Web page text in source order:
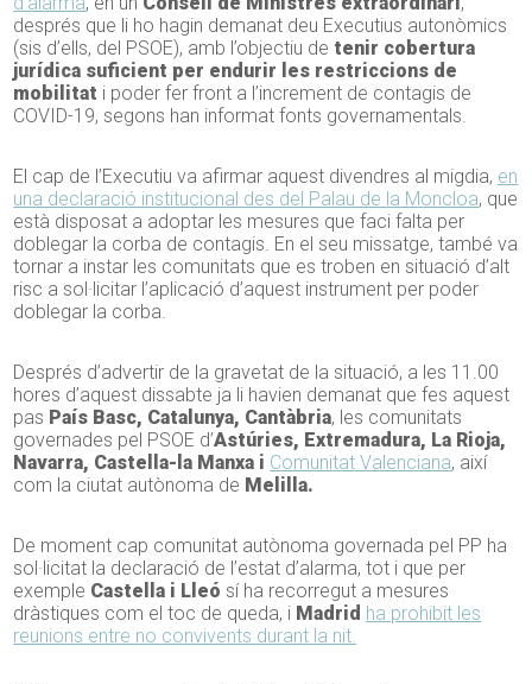
després que li ho hagin demanat deu Executius autonòmics
(sis d’ells, del PSOE), amb l’objectiu de tenir cobertura
jurídica suficient per endurir les restriccions de
mobilitat i poder fer front a l’increment de contagis de
COVID-19, segons han informat fonts governamentals.
El cap de l’Executiu va afirmar aquest divendres al migdia, en
una declaració institucional des del Palau de la Moncloa, que
està disposat a adoptar les mesures que faci falta per
doblegar la corba de contagis. En el seu missatge, també va
tornar a instar les comunitats que es troben en situació d’alt
risc a sol·licitar l’aplicació d’aquest instrument per poder
doblegar la corba.
Després d’advertir de la gravetat de la situació, a les 11.00
hores d’aquest dissabte ja li havien demanat que fes aquest
pas País Basc, Catalunya, Cantàbria, les comunitats
governades pel PSOE d’Astúries, Extremadura, La Rioja,
Navarra, Castella-la Manxa i Comunitat Valenciana, així
com la ciutat autònoma de Melilla.
De moment cap comunitat autònoma governada pel PP ha
sol·licitat la declaració de l’estat d’alarma, tot i que per
exemple Castella i Lleó sí ha recorregut a mesures
dràstiques com el toc de queda, i Madrid ha prohibit les
reunions entre no convivents durant la nit.